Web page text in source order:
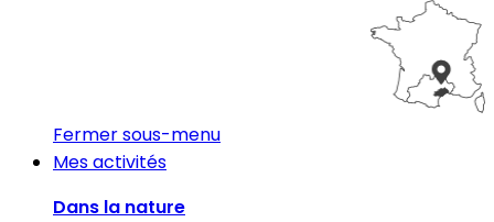
Fermer sous-menu
Mes activités
Dans la nature